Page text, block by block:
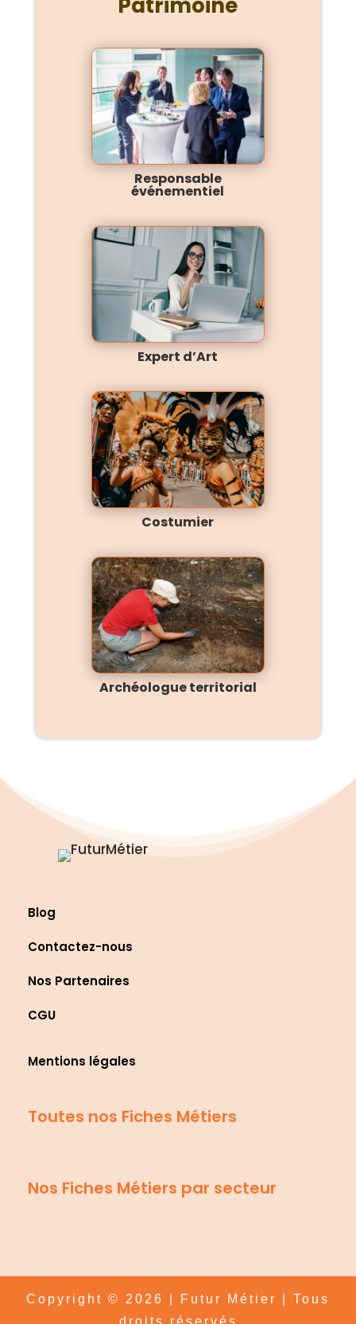
Responsable
événementiel
Expert d’Art
Costumier
Archéologue territorial
Blog
Contactez-nous
Nos Partenaires
CGU
Mentions légales
Toutes nos Fiches Métiers
Nos Fiches Métiers par secteur
Copyright © 2026 | Futur Métier | Tous